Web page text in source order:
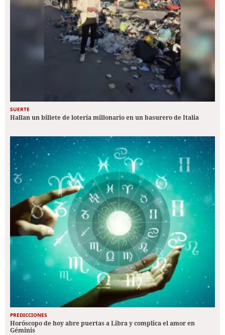
SUERTE
Hallan un billete de lotería millonario en un basurero de Italia
PREDICCIONES
Horóscopo de hoy abre puertas a Libra y complica el amor en
Géminis